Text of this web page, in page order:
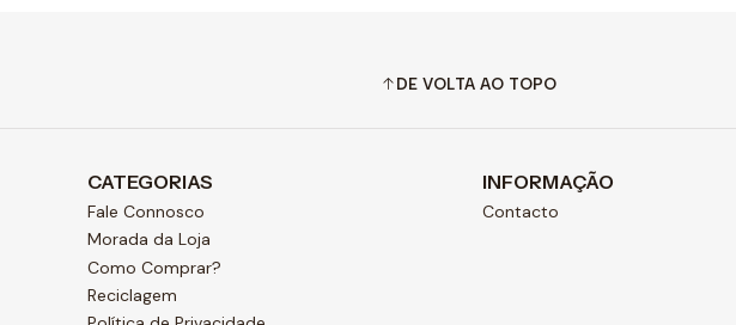
DE VOLTA AO TOPO
CATEGORIAS
Fale Connosco
Morada da Loja
Como Comprar?
Reciclagem
INFORMAÇÃO
Contacto